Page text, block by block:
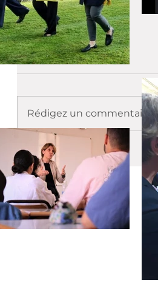
Commentaires
Rédigez un commentaire...